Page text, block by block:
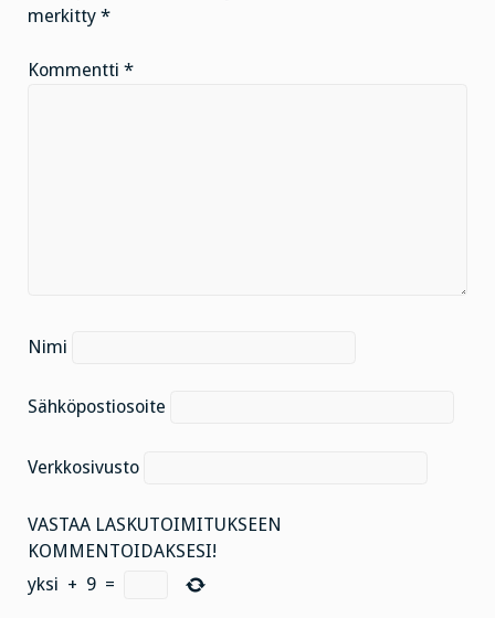
merkitty *
Kommentti *
Nimi
Sähköpostiosoite
Verkkosivusto
VASTAA LASKUTOIMITUKSEEN
KOMMENTOIDAKSESI!
yksi + 9 =